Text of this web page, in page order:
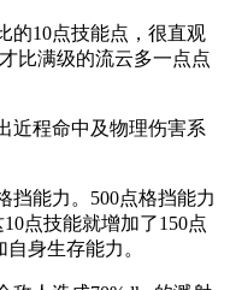
的10点技能点，很直观
比满级的流云多一点点
近程命中及物理伤害系
挡能力。500点格挡能力
点技能就增加了150点
身生存能力。